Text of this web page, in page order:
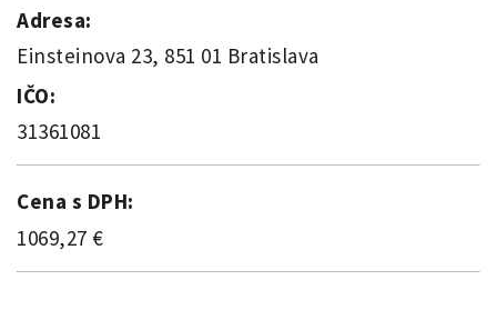
Adresa:
Einsteinova 23, 851 01 Bratislava
IČO:
31361081
Cena s DPH:
1069,27 €